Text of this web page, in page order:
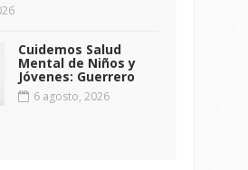
Cuidemos Salud
Mental de Niños y
Jóvenes: Guerrero
6 agosto, 2026